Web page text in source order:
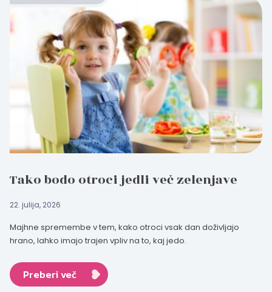
Tako bodo otroci jedli več zelenjave
22. julija, 2026
Majhne spremembe v tem, kako otroci vsak dan doživljajo
hrano, lahko imajo trajen vpliv na to, kaj jedo.
Preberi več